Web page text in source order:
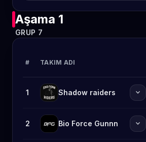
Aşama 1
GRUP 7
# TAKIM ADI
1 Shadow raiders expand_more
2 Bio Force Gunnn expand_more